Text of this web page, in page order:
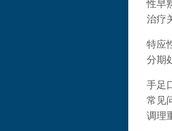
性早
治疗
特应
分期
手足
常见
调理